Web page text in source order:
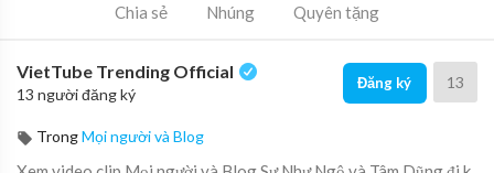
Chia sẻ Nhúng Quyên tặng
VietTube Trending Official
13 người đăng ký
Đăng ký 13
TrongMọi người và Blog